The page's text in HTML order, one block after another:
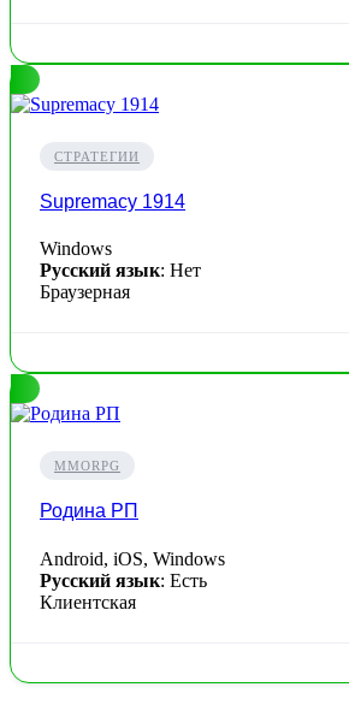
СТРАТЕГИИ
Supremacy 1914
Windows
Русский язык: Нет
Браузерная
MMORPG
Родина РП
Android, iOS, Windows
Русский язык: Есть
Клиентская